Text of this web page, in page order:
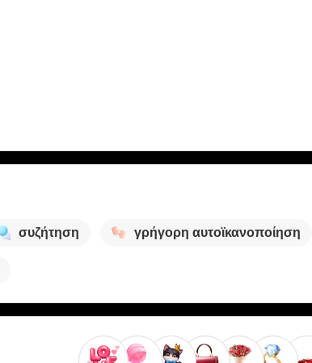
συζήτηση γρήγορη αυτοϊκανοποίηση